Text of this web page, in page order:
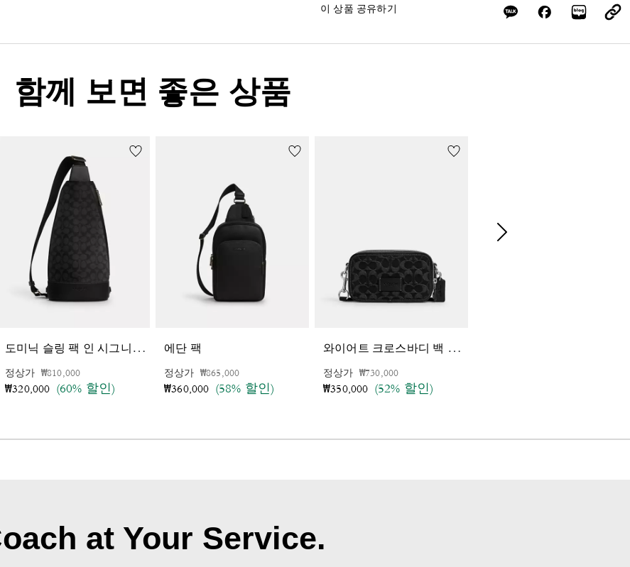
이 상품 공유하기
함께 보면 좋은 상품
도
미닉 슬링 팩 인 시그니처 캔버스
정상가 가격 인하 전
₩810,000인하됨
₩320,000 (60% 할인)
에단 팩
정상가 가격 인하 전
₩865,000인하됨
₩360,000 (58% 할인)
와
이어트 크로스바디 백 인 시그니처 데님
정상가 가격 인하 전
₩730,000인하됨
₩350,000 (52% 할인)
at Your Service.